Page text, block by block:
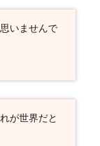
いませんで
が世界だと